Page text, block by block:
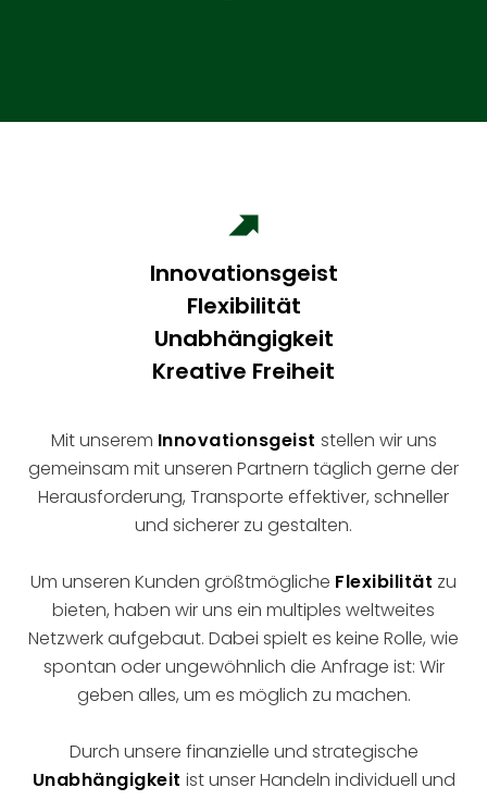
Innovationsgeist
Flexibilität
Unabhängigkeit
Kreative Freiheit
Mit unserem Innovationsgeist stellen wir uns
gemeinsam mit unseren Partnern täglich gerne der
Herausforderung, Transporte effektiver, schneller
und sicherer zu gestalten.
Um unseren Kunden größtmögliche Flexibilität zu
bieten, haben wir uns ein multiples weltweites
Netzwerk aufgebaut. Dabei spielt es keine Rolle, wie
spontan oder ungewöhnlich die Anfrage ist: Wir
geben alles, um es möglich zu machen.
Durch unsere finanzielle und strategische
Unabhängigkeit ist unser Handeln individuell und